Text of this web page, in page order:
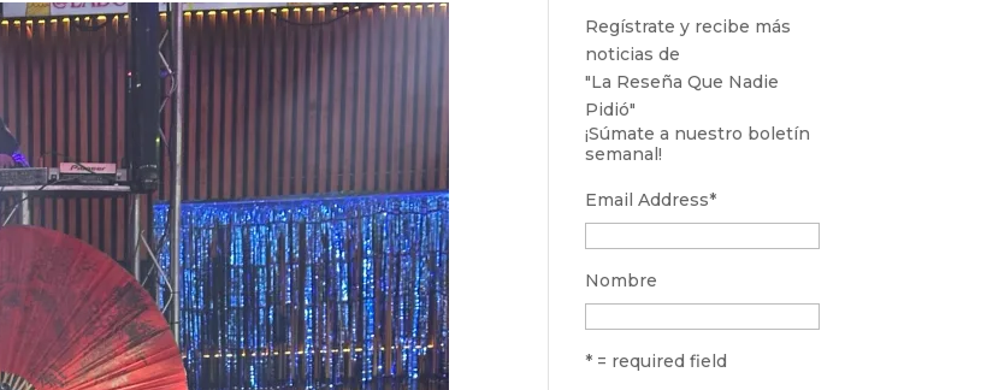
Regístrate y recibe más
noticias de
"La Reseña Que Nadie
Pidió"
¡Súmate a nuestro boletín
semanal!
Email Address*
Nombre
* = required field